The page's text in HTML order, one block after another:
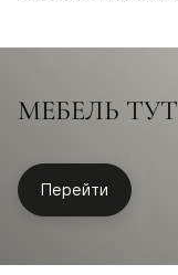
МЕБЕЛЬ ТУТ
Перейти